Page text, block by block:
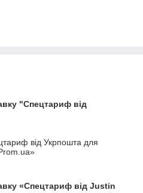
"Спецтариф від
від Укрпошта для
«Спецтариф від Justin